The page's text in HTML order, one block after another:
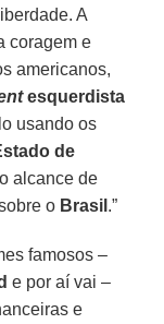
A
coragem e
americanos,
esquerdista
usando os
de
alcance de
o Brasil .”
famosos –
e por aí vai –
e